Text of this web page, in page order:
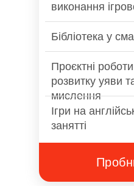
виконання
Бібліотека у
Проєктні
розвитку уяви
мислення
Ігри на
занятті